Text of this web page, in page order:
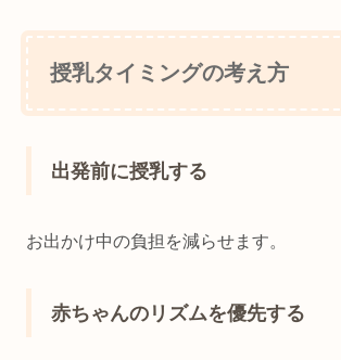
授乳タイミングの考え方
出発前に授乳する
お出かけ中の負担を減らせます。
赤ちゃんのリズムを優先する